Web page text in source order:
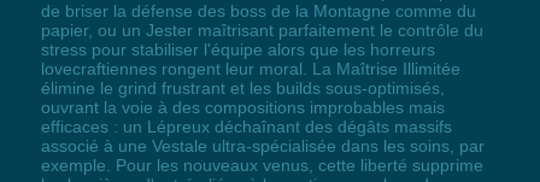
de briser la défense des boss de la Montagne comme du
papier, ou un Jester maîtrisant parfaitement le contrôle du
stress pour stabiliser l'équipe alors que les horreurs
lovecraftiennes rongent leur moral. La Maîtrise Illimitée
élimine le grind frustrant et les builds sous-optimisés,
ouvrant la voie à des compositions improbables mais
efficaces : un Lépreux déchaînant des dégâts massifs
associé à une Vestale ultra-spécialisée dans les soins, par
exemple. Pour les nouveaux venus, cette liberté supprime